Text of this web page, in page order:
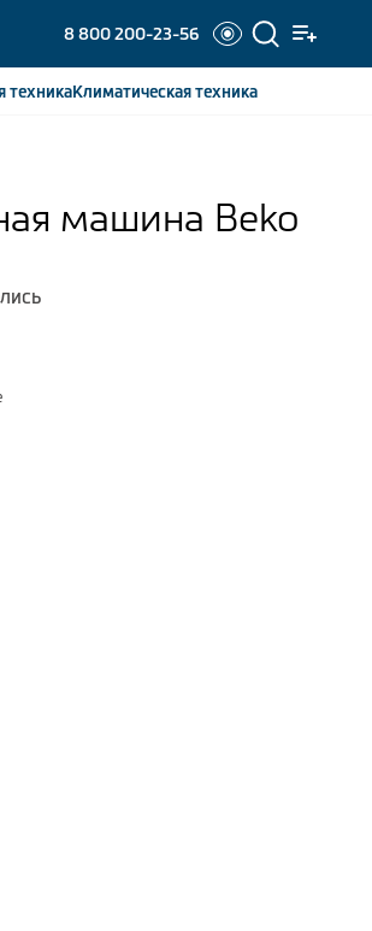
8 800 200-23-56
техникаКлиматическаятехника
машина Beko